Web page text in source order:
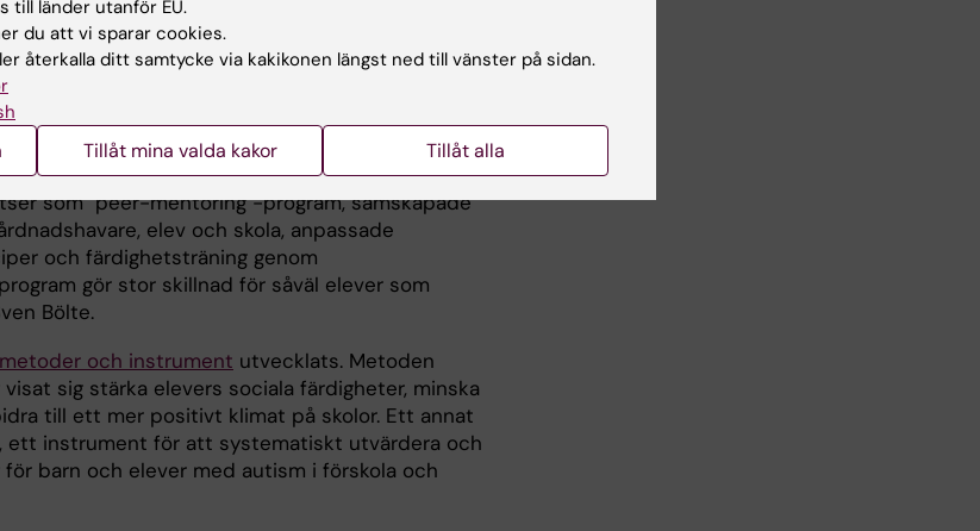
rapport lyfter fram tre olika exempelskolor
lyckats relativt väl gällande skolresultat
och autism. Genom forskning vet vi också en
förbättrar förutsättningarna att lyckas i skolan
adhd.
som "peer-mentoring"-program, samskapade
elev och skola, anpassade
och färdighetsträning genom
gör stor skillnad för såväl elever som
Bölte.
metoder och instrument utvecklats. Metoden
visat sig stärka elevers sociala färdigheter, minska
till ett mer positivt klimat på skolor. Ett annat
ett instrument för att systematiskt utvärdera och
barn och elever med autism i förskola och
till länder utanför EU.
du att vi sparar cookies.
återkalla ditt samtycke via kakikonen längst ned till vänster på sidan.
Tillåt mina valda kakor Tillåt alla